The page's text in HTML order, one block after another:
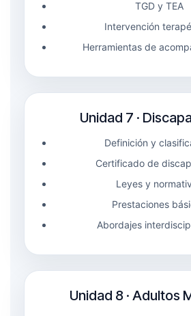
TGD y TEA
Intervención
Herramientas de
Unidad 7 ·
Definición y
Certificado de
Leyes y
Prestaciones
Abordajes
Unidad 8 · Adultos